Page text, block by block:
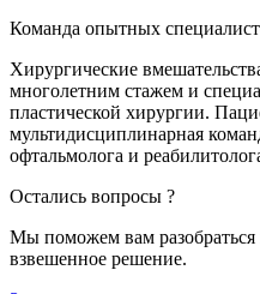
Команда опытных
Хирургические
многолетним стажем и
пластической хирургии.
мультидисциплинарная
офтальмолога и
Остались вопросы ?
Мы поможем вам разобраться
взвешенное решение.